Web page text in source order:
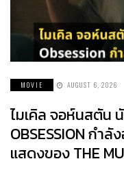
MOVIE AUGUST 6, 2026
ไมเคิล จอห์นสตัน
OBSESSION กำลั
แสดงของ THE